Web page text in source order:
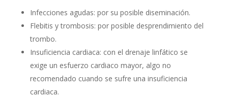
Infecciones agudas: por su posible diseminación.
Flebitis y trombosis: por posible desprendimiento del
trombo.
Insuficiencia cardiaca: con el drenaje linfático se
exige un esfuerzo cardiaco mayor, algo no
recomendado cuando se sufre una insuficiencia
cardiaca.